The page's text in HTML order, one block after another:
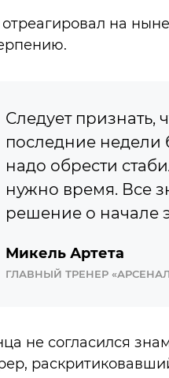
отреагировал на
Следует признать,
последние недели
надо обрести
нужно время. Все
решение о начале
Микель Артета
ГЛАВНЫЙ ТРЕНЕР
не согласился